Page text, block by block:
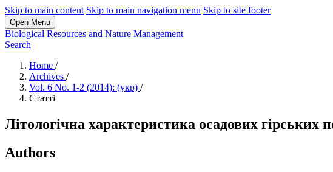
Skip to main content Skip to main navigation menu Skip to site footer
Open Menu
Biological Resources and Nature Management
Search
Home /
Archives /
Vol. 6 No. 1-2 (2014): (укр) /
Статті
Літологічна характеристика осадових гірських
Authors